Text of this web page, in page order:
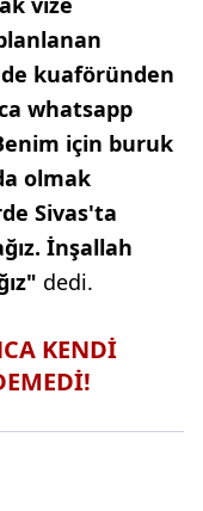
kuaföründen
whatsapp
için buruk
olmak
Sivas'ta
İnşallah
dedi.
KENDİ